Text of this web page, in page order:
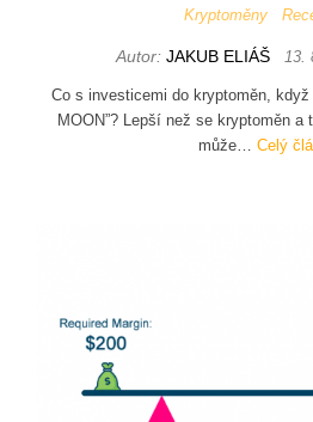
Kryptoměny
Autor: JAKUB ELIÁŠ 13.
Co s investicemi do kryptoměn, když
MOON”? Lepší než se kryptoměn a
může… Celý